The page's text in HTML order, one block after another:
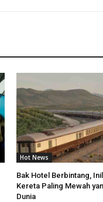
Hot News
Bak Hotel Berbintang,
Kereta Paling Mewah
Dunia